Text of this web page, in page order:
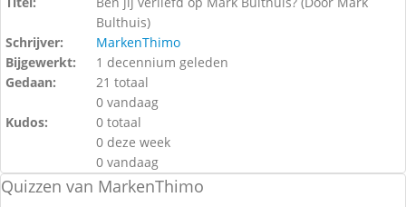
Bulthuis)
Schrijver:
MarkenThimo
Bijgewerkt:
1 decennium geleden
Gedaan:
21 totaal
0 vandaag
Kudos:
0 totaal
0 deze week
0 vandaag
Quizzen van MarkenThimo